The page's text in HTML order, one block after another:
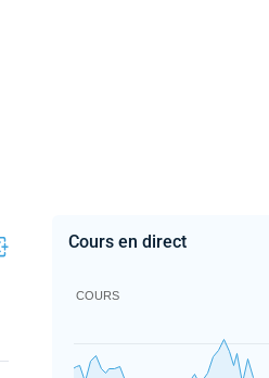
Cours en direct
COURS